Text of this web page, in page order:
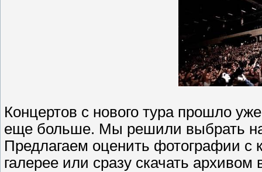
Концертов с нового тура прошло
еще больше. Мы решили выбрать
Предлагаем оценить фотографии с
галерее или сразу скачать